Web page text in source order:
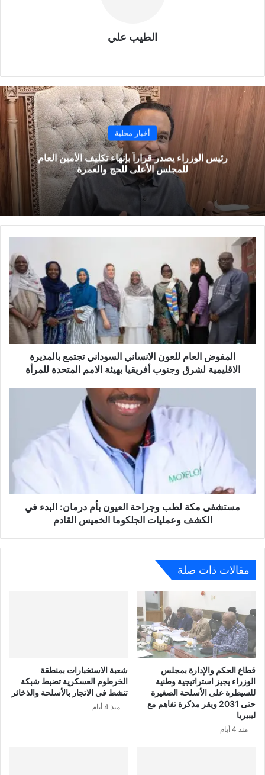
الطيب علي
أخبار محلية
رئيس الوزراء يصدر قراراً بإنهاء تكليف الأمين العام
للمجلس الأعلى للحج والعمرة
المفوض العام للعون الانساني السوداني تجتمع بالمديرة
الاقليمية لشرق وجنوب أفريقيا بهيئة الامم المتحدة للمرأة
مستشفى مكة لطب وجراحة العيون بأم درمان: البدء في
الكشف وعمليات الجلكوما الخميس القادم
مقالات ذات صلة
قطاع الحكم والإدارة بمجلس
الوزراء يجيز استراتيجية وطنية
للسيطرة على الأسلحة الصغيرة
حتى 2031 ويقر مذكرة تفاهم مع
ليبيريا
منذ 4 أيام
شعبة الاستخبارات بمنطقة
الخرطوم العسكرية تضبط شبكة
تنشط في الاتجار بالأسلحة والذخائر
منذ 4 أيام